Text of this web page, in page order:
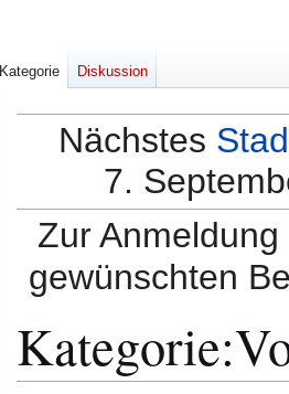
Nächstes
7.
Zur
gewünschten
Kategorie:
Kategorie Diskussion